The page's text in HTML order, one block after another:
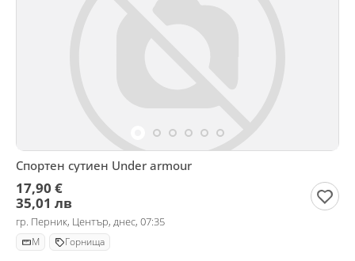
Спортен сутиен Under armour
17,90 €
35,01 лв
гр. Перник, Център, днес, 07:35
M Горнища